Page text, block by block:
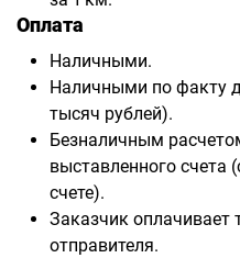
Оплата
Наличными.
Наличными по факту
тысяч рублей).
Безналичным
выставленного счета
счете).
Заказчик оплачивает
отправителя.
Доступны